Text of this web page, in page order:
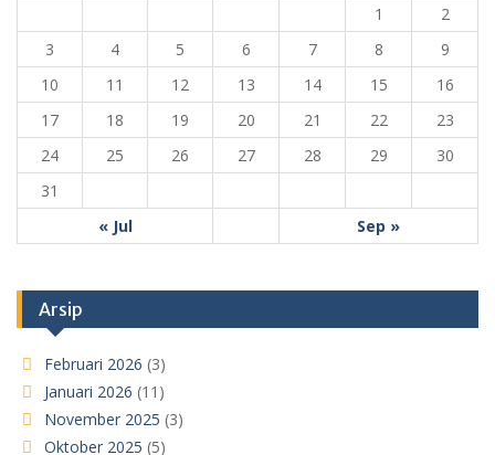
1
2
3
4 5 6 7 8
9
10
11 12 13 14 15
16
17
18 19 20 21 22
23
24
25 26 27 28 29
30
31
« Jul
Sep »
Arsip
Februari 2026 (3)
Januari 2026 (11)
November 2025 (3)
Oktober 2025 (5)